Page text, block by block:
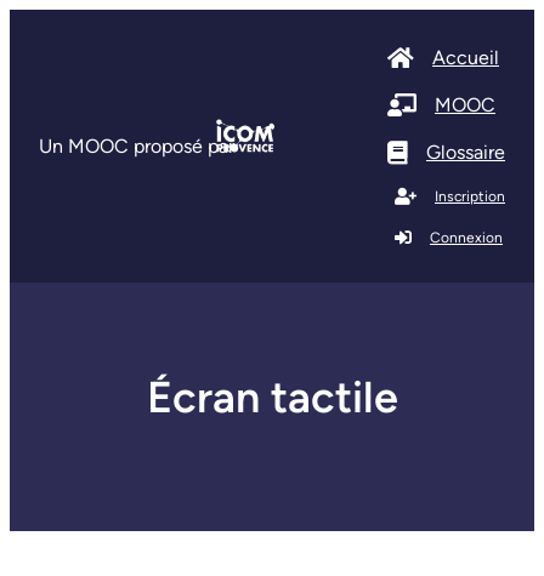
Un MOOC proposé par
Accueil
MOOC
Glossaire
Inscription
Connexion
Écran tactile